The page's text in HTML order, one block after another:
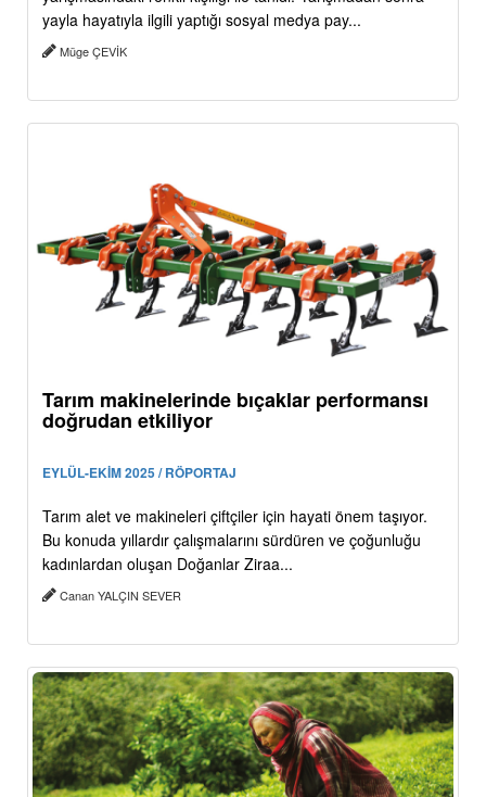
yayla hayatıyla ilgili yaptığı sosyal medya pay...
Müge ÇEVİK
Tarım makinelerinde bıçaklar performansı
doğrudan etkiliyor
EYLÜL-EKİM 2025 / RÖPORTAJ
Tarım alet ve makineleri çiftçiler için hayati önem taşıyor.
Bu konuda yıllardır çalışmalarını sürdüren ve çoğunluğu
kadınlardan oluşan Doğanlar Ziraa...
Canan YALÇIN SEVER